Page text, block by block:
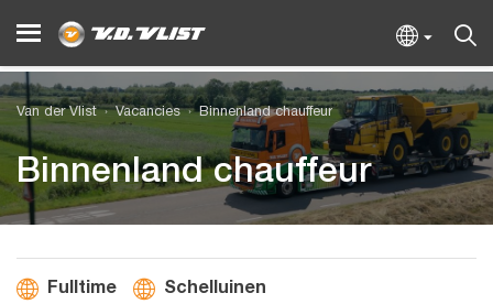
Van der Vlist Vacancies Binnenland chauffeur
Binnenland chauffeur
Fulltime Schelluinen